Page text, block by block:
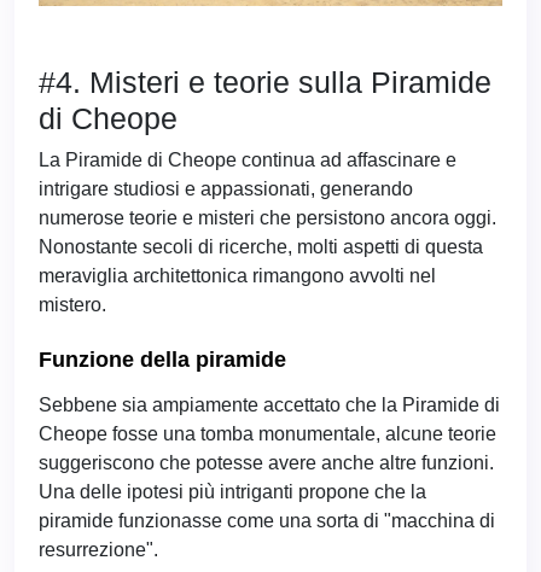
#4. Misteri e teorie sulla Piramide
di Cheope
La Piramide di Cheope continua ad affascinare e
intrigare studiosi e appassionati, generando
numerose teorie e misteri che persistono ancora oggi.
Nonostante secoli di ricerche, molti aspetti di questa
meraviglia architettonica rimangono avvolti nel
mistero.
Funzione della piramide
Sebbene sia ampiamente accettato che la Piramide di
Cheope fosse una tomba monumentale, alcune teorie
suggeriscono che potesse avere anche altre funzioni.
Una delle ipotesi più intriganti propone che la
piramide funzionasse come una sorta di "macchina di
resurrezione".